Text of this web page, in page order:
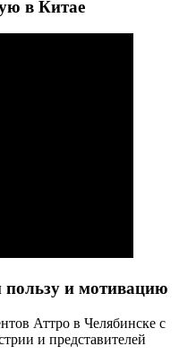
в Китае
пользу и мотивацию
Аттро в Челябинске с
и представителей